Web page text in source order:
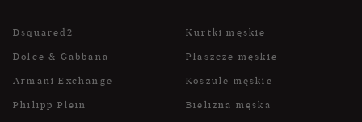
Dsquared2
Dolce & Gabbana
Armani Exchange
Philipp Plein
Kurtki męskie
Płaszcze męskie
Koszule męskie
Bielizna męska